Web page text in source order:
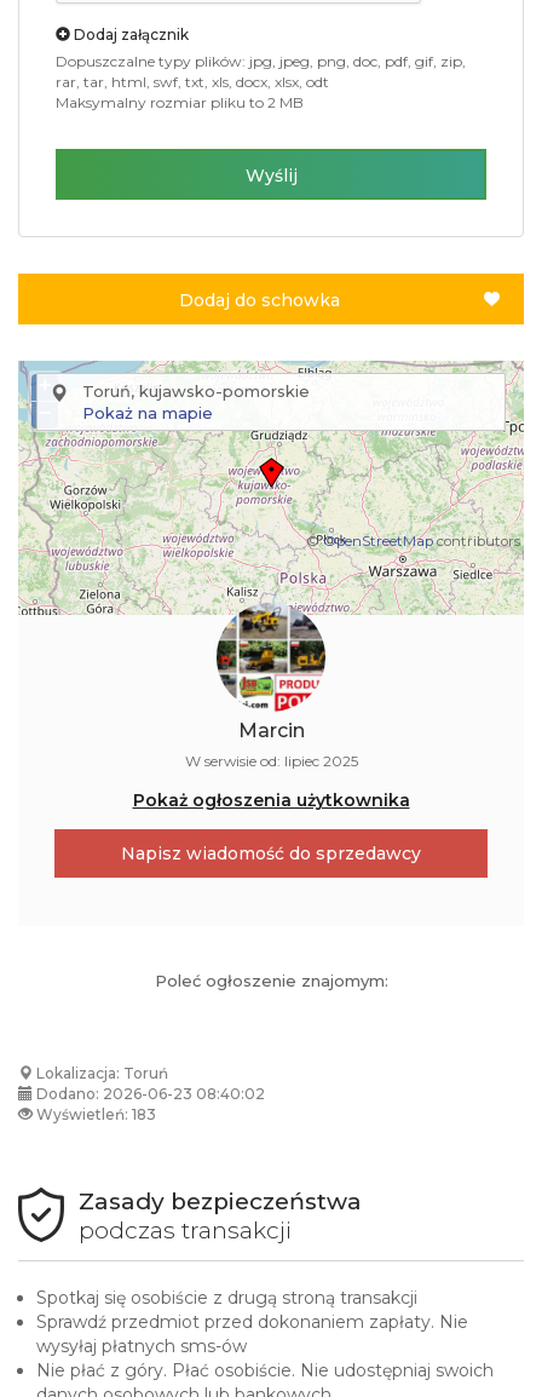
Dodaj załącznik
Dopuszczalne typy plików: jpg, jpeg, png, doc, pdf, gif, zip,
rar, tar, html, swf, txt, xls, docx, xlsx, odt
Maksymalny rozmiar pliku to 2 MB
Wyślij
Dodaj do schowka
©OpenStreetMapcontributors
Toruń, kujawsko-pomorskie
Pokaż na mapie
Marcin
W serwisie od: lipiec 2025
Pokaż ogłoszenia użytkownika
Napisz wiadomość do sprzedawcy
Poleć ogłoszenie znajomym:
Lokalizacja: Toruń
Dodano: 2026-06-23 08:40:02
Wyświetleń: 183
Zasady bezpieczeństwa
podczas transakcji
Spotkaj się osobiście z drugą stroną transakcji
Sprawdź przedmiot przed dokonaniem zapłaty. Nie
wysyłaj płatnych sms-ów
Nie płać z góry. Płać osobiście. Nie udostępniaj swoich